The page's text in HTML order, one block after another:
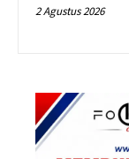
2 Agustus 2026